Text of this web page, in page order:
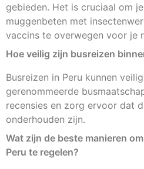
gebieden. Het is cruciaal om
muggenbeten met
vaccins te overwegen voor je
Hoe veilig zijn busreizen
Busreizen in Peru kunnen
gerenommeerde
recensies en zorg ervoor dat
onderhouden zijn.
Wat zijn de beste manieren
Peru te regelen?